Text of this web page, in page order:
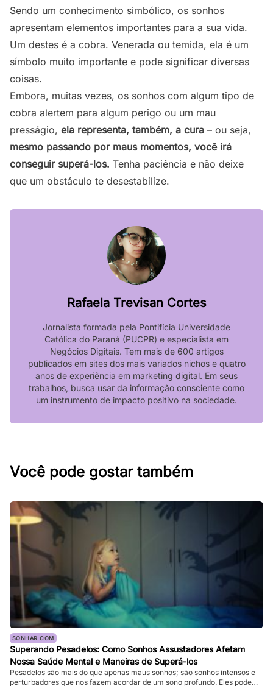
Sendo um conhecimento simbólico, os sonhos
apresentam elementos importantes para a sua vida.
Um destes é a cobra. Venerada ou temida, ela é um
símbolo muito importante e pode significar diversas
coisas.
Embora, muitas vezes, os sonhos com algum tipo de
cobra alertem para algum perigo ou um mau
presságio, ela representa, também, a cura – ou seja,
mesmo passando por maus momentos, você irá
conseguir superá-los. Tenha paciência e não deixe
que um obstáculo te desestabilize.
Rafaela Trevisan Cortes
Jornalista formada pela Pontifícia Universidade
Católica do Paraná (PUCPR) e especialista em
Negócios Digitais. Tem mais de 600 artigos
publicados em sites dos mais variados nichos e quatro
anos de experiência em marketing digital. Em seus
trabalhos, busca usar da informação consciente como
um instrumento de impacto positivo na sociedade.
Você pode gostar também
SONHAR COM
Superando Pesadelos: Como Sonhos Assustadores Afetam
Nossa Saúde Mental e Maneiras de Superá-los
Pesadelos são mais do que apenas maus sonhos; são sonhos intensos e
perturbadores que nos fazem acordar de um sono profundo. Eles podem